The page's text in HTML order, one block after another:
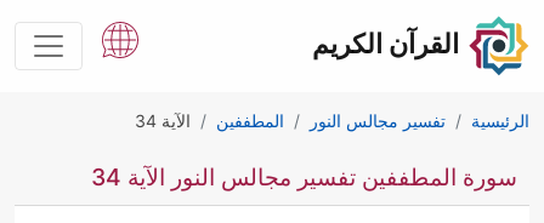
القرآن الكريم
الرئيسية تفسير مجالس النور المطففين الآية 34
سورة المطففين تفسير مجالس النور الآية 34